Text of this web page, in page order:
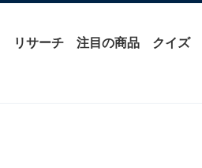
リサーチ 注目の商品 クイズ